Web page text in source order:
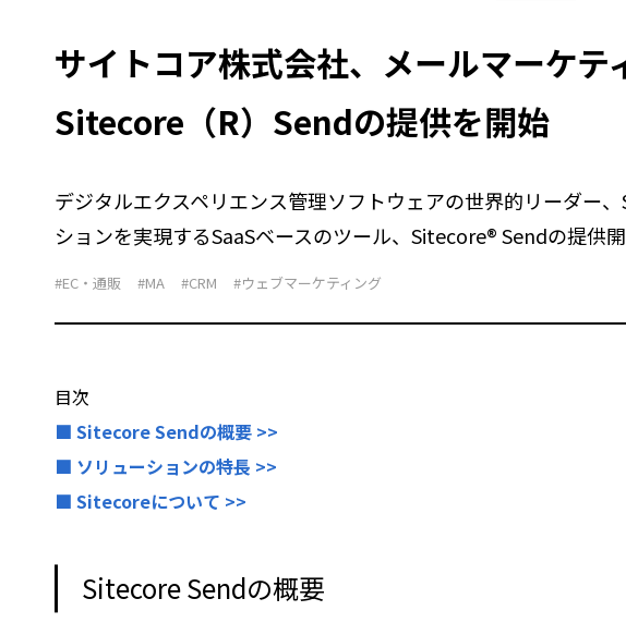
サイトコア株式会社、メールマーケ
Sitecore（R）Sendの提供を開始
デジタルエクスペリエンス管理ソフトウェアの世界的リーダー
ションを実現するSaaSベースのツール、Sitecore® Sendの提供
#EC・通販 #MA #CRM #ウェブマーケティング
目次
■ Sitecore Sendの概要 >>
■ ソリューションの特長 >>
■ Sitecoreについて >>
Sitecore Sendの概要